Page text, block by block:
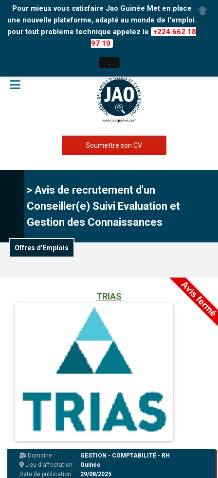
Pour mieux vous satisfaire Jao Guinée Met en place
une nouvelle plateforme, adapté au monde de l'emploi.
pour tout probleme technique appelez le +224 662 18
97 10
Soumettre son CV
> Avis de recrutement d'un
Conseiller(e) Suivi Evaluation et
Gestion des Connaissances
Offres d'Emplois
TRIAS
Domaine :
GESTION - COMPTABILITÉ - RH
Lieu d'affectation :
Guinée
Date de publication :
29/08/2025